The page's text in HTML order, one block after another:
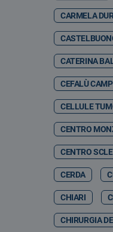
CARMELA
CATERINA
CEFALÙ
CELLULE
CENTRO
CENTRO
CERDA
CHIARI
CHIRURGIA